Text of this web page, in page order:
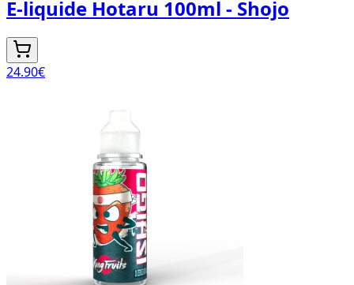
E-liquide Hotaru 100ml - Shojo
24.90€